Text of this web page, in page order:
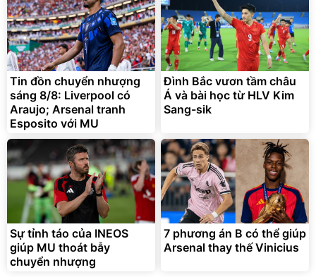
Tin đồn chuyển nhượng
sáng 8/8: Liverpool có
Araujo; Arsenal tranh
Esposito với MU
Đình Bắc vươn tầm châu
Á và bài học từ HLV Kim
Sang-sik
Sự tỉnh táo của INEOS
giúp MU thoát bẫy
chuyển nhượng
7 phương án B có thể giúp
Arsenal thay thế Vinicius